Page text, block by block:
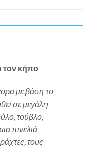
τον κήπο
με βάση το
σε μεγάλη
τούβλο,
πινελιά
τους